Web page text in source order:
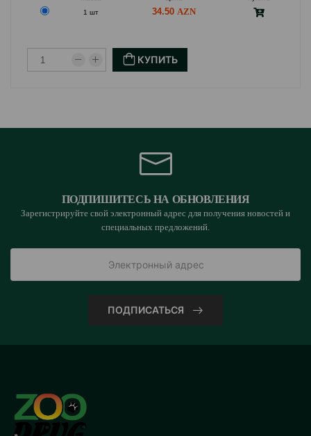
1 шт
34.50
КУПИТЬ
ПОДПИШИТЕСЬ НА ОБНОВЛЕНИЯ
Зарегистрируйте свой электронный адрес для получения новостей и
специальных предложений.
ПОДПИСАТЬСЯ